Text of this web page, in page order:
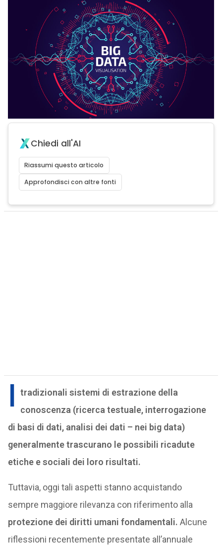
Chiedi all'AI
Riassumi questo articolo
Approfondisci con altre fonti
I tradizionali sistemi di estrazione della
conoscenza (ricerca testuale, interrogazione
di basi di dati, analisi dei dati – nei big data)
generalmente trascurano le possibili ricadute
etiche e sociali dei loro risultati.
Tuttavia, oggi tali aspetti stanno acquistando
sempre maggiore rilevanza con riferimento alla
protezione dei diritti umani fondamentali. Alcune
riflessioni recentemente presentate all’annuale